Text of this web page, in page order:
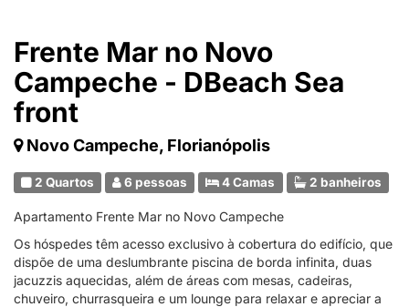
Frente Mar no Novo
Campeche - DBeach Sea
front
Novo Campeche, Florianópolis
2 Quartos 6 pessoas 4 Camas 2 banheiros
Apartamento Frente Mar no Novo Campeche
Os hóspedes têm acesso exclusivo à cobertura do edifício, que
dispõe de uma deslumbrante piscina de borda infinita, duas
jacuzzis aquecidas, além de áreas com mesas, cadeiras,
chuveiro, churrasqueira e um lounge para relaxar e apreciar a